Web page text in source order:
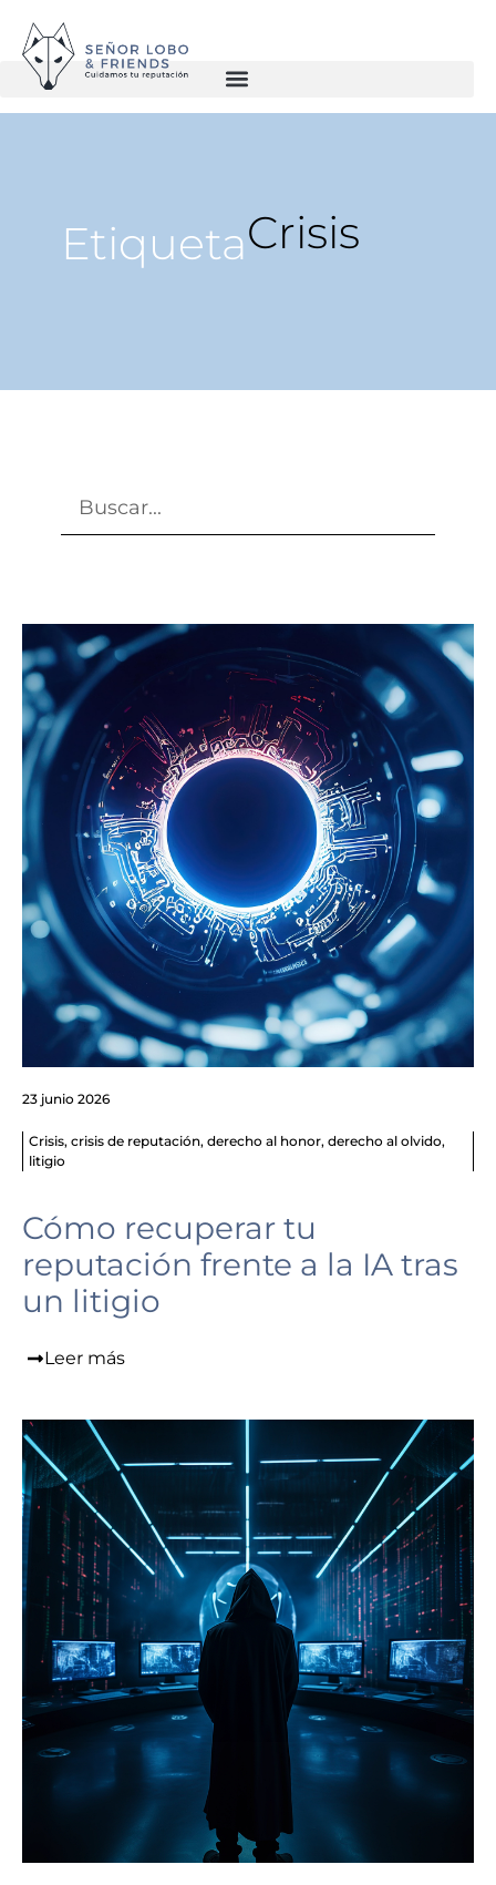
EtiquetaCrisis
23 junio 2026
Crisis, crisis de reputación, derecho al honor, derecho al olvido,
litigio
Cómo recuperar tu
reputación frente a la IA tras
un litigio
Leer más